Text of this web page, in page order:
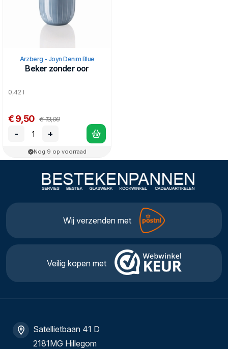
Arzberg - Joyn Denim Blue
Beker zonder oor
0,42 l
€ 9,50 € 13,00
- +
Nog 9 op voorraad
Wij verzenden met
Veilig kopen met
Satellietbaan 41 D
2181MG Hillegom